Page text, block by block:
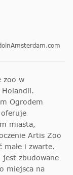
zoo w
Holandii.
Ogrodem
miasta,
Artis Zoo
małe i zwarte.
jest zbudowane
miejsca na